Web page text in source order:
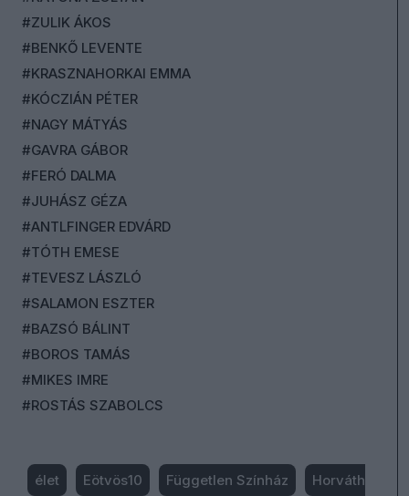
#ZULIK ÁKOS
#BENKŐ LEVENTE
#KRASZNAHORKAI EMMA
#KÓCZIÁN PÉTER
#NAGY MÁTYÁS
#GAVRA GÁBOR
#FERÓ DALMA
#JUHÁSZ GÉZA
#ANTLFINGER EDVÁRD
#TÓTH EMESE
#TEVESZ LÁSZLÓ
#SALAMON ESZTER
#BAZSÓ BÁLINT
#BOROS TAMÁS
#MIKES IMRE
#ROSTÁS SZABOLCS
élet Eötvös10 Független Színház Horváth